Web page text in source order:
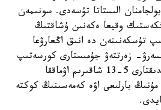
الىستاتا تۇسەدى. سونىمەن
وقيعا ەكەنىن ۇشاقتىڭ
تۇسكەنىنەن دە انىق اڭعارۋعا
زەرتتەۋ جۇمىستارى كورسەتىپ
بەرگەندەي، ۇشاقتىڭ قالدىقتارى 5-13 شاقىرىم اۋماققا
بارلىعى اۋە كەمەسىنىڭ كوكتە